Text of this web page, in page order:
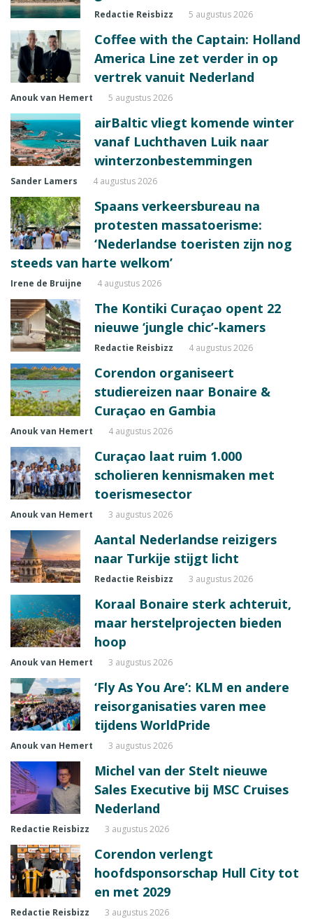
Redactie Reisbizz 5 augustus 2026
Coffee with the Captain: Holland
America Line zet verder in op
vertrek vanuit Nederland
Anouk van Hemert 5 augustus 2026
airBaltic vliegt komende winter
vanaf Luchthaven Luik naar
winterzonbestemmingen
Sander Lamers 4 augustus 2026
Spaans verkeersbureau na
protesten massatoerisme:
‘Nederlandse toeristen zijn nog
steeds van harte welkom’
Irene de Bruijne 4 augustus 2026
The Kontiki Curaçao opent 22
nieuwe ‘jungle chic’-kamers
Redactie Reisbizz 4 augustus 2026
Corendon organiseert
studiereizen naar Bonaire &
Curaçao en Gambia
Anouk van Hemert 4 augustus 2026
Curaçao laat ruim 1.000
scholieren kennismaken met
toerismesector
Anouk van Hemert 3 augustus 2026
Aantal Nederlandse reizigers
naar Turkije stijgt licht
Redactie Reisbizz 3 augustus 2026
Koraal Bonaire sterk achteruit,
maar herstelprojecten bieden
hoop
Anouk van Hemert 3 augustus 2026
‘Fly As You Are’: KLM en andere
reisorganisaties varen mee
tijdens WorldPride
Anouk van Hemert 3 augustus 2026
Michel van der Stelt nieuwe
Sales Executive bij MSC Cruises
Nederland
Redactie Reisbizz 3 augustus 2026
Corendon verlengt
hoofdsponsorschap Hull City tot
en met 2029
Redactie Reisbizz 3 augustus 2026